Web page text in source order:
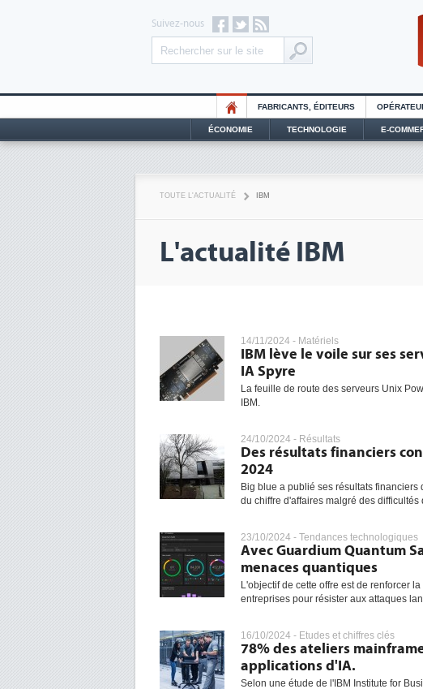
Suivez-nous
FABRICANTS, ÉDITEURS
ÉCONOMIE TECHNOLOGIE E-
TOUTE L'ACTUALITÉ IBM
L'actualité IBM
14/11/2024 - Matériels
IBM lève le voile sur ses
IA Spyre
La feuille de route des serveurs Unix
IBM.
24/10/2024 - Résultats
Des résultats financiers
2024
Big blue a publié ses résultats
du chiffre d'affaires malgré des difficultés
23/10/2024 - Tendances technologiques
Avec Guardium Quantum
menaces quantiques
L'objectif de cette offre est de renforcer
entreprises pour résister aux attaques
16/10/2024 - Etudes et chiffres clés
78% des ateliers
applications d'IA.
Selon une étude de l'IBM Institute for